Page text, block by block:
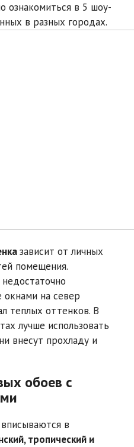
ознакомиться в 5 шоу-
в разных городах.
зависит от личных
помещения.
на север
теплых оттенков. В
лучше использовать
внесут прохладу и
обоев с
в
тропический и